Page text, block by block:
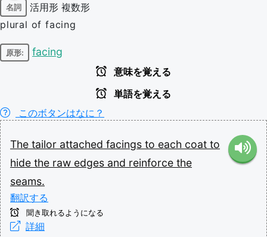
名詞 活用形 複数形
plural of facing
原形: facing
意味を覚える
単語を覚える
このボタンはなに？
The tailor attached facings to each coat to
hide the raw edges and reinforce the
seams.
翻訳する
聞き取れるようになる
詳細